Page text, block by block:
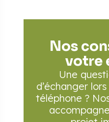
Nos
votre
Une
d’échanger lors
téléphone ?